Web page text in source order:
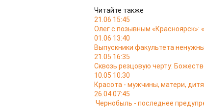
Читайте также
21.06 15:45
Олег с позывным «Красноярск»:
01.06 13:40
Выпускники факультета
21.05 16:35
Сквозь резцовую черту:
10.05 10:30
Красота - мужчины, матери,
26.04 07:45
Чернобыль - последнее